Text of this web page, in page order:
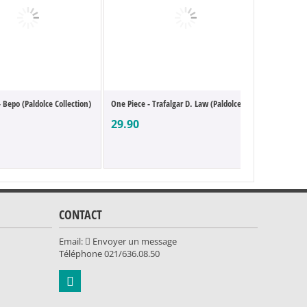
Bepo (Paldolce Collection) One Piece - Trafalgar D. Law (Paldolce Co...
29.90
CONTACT
Email:
Envoyer un message
Téléphone021/636.08.50